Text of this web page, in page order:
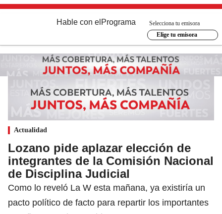
Hable con el Programa
Selecciona tu emisora
Elige tu emisora
Actualidad
Lozano pide aplazar elección de
integrantes de la Comisión Nacional
de Disciplina Judicial
Como lo reveló La W esta mañana, ya existiría un
pacto político de facto para repartir los importantes